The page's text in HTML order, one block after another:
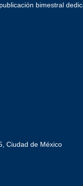
bimestral
Ciudad de México